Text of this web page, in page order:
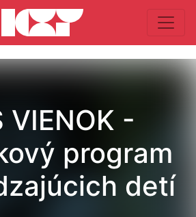
VIENOK -
program
detí